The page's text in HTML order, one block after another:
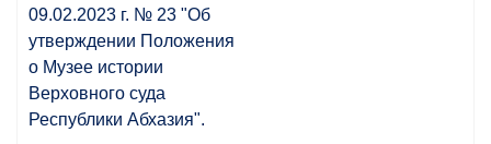
09.02.2023 г. № 23 "Об
утверждении Положения
о Музее истории
Верховного суда
Республики Абхазия".